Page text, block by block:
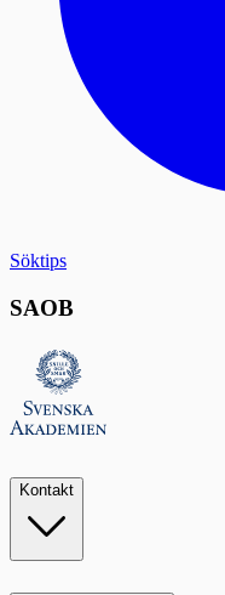
Söktips
SAOB
Kontakt